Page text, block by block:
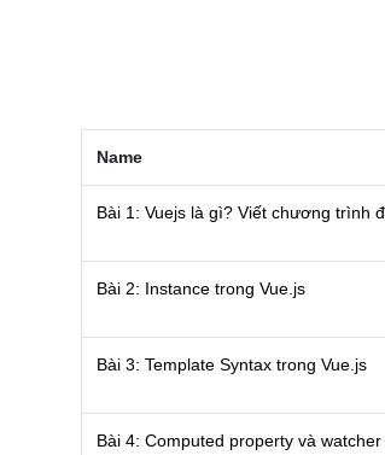
TIN TUYỂN
LIÊN HỆ
Name
Bài 1: Vuejs là gì? Viết chương trình
Bài 2: Instance trong Vue.js
Bài 3: Template Syntax trong Vue.js
Bài 4: Computed property và